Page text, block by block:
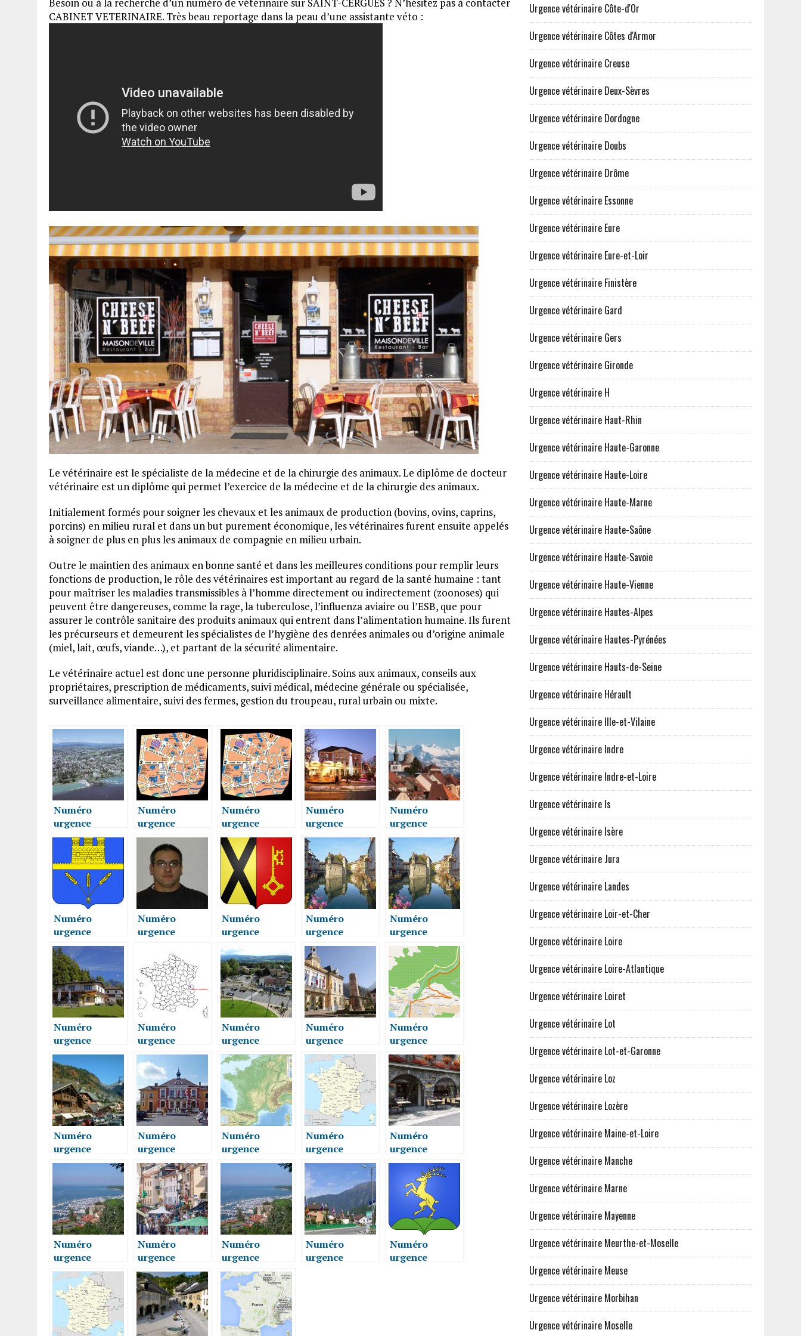
CABINET VETERINAIRE. Très beau reportage dans la peau d’une assistante véto :
Le vétérinaire est le spécialiste de la médecine et de la chirurgie des animaux. Le diplôme de docteur
vétérinaire est un diplôme qui permet l’exercice de la médecine et de la chirurgie des animaux.
Initialement formés pour soigner les chevaux et les animaux de production (bovins, ovins, caprins,
porcins) en milieu rural et dans un but purement économique, les vétérinaires furent ensuite appelés
à soigner de plus en plus les animaux de compagnie en milieu urbain.
Outre le maintien des animaux en bonne santé et dans les meilleures conditions pour remplir leurs
fonctions de production, le rôle des vétérinaires est important au regard de la santé humaine : tant
pour maîtriser les maladies transmissibles à l’homme directement ou indirectement (zoonoses) qui
peuvent être dangereuses, comme la rage, la tuberculose, l’influenza aviaire ou l’ESB, que pour
assurer le contrôle sanitaire des produits animaux qui entrent dans l’alimentation humaine. Ils furent
les précurseurs et demeurent les spécialistes de l’hygiène des denrées animales ou d’origine animale
(miel, lait, œufs, viande…), et partant de la sécurité alimentaire.
Le vétérinaire actuel est donc une personne pluridisciplinaire. Soins aux animaux, conseils aux
propriétaires, prescription de médicaments, suivi médical, médecine générale ou spécialisée,
surveillance alimentaire, suivi des fermes, gestion du troupeau, rural urbain ou mixte.
Numéro
urgence
vétérinaire
ANNECY-LE-
VIEUX 74940
Numéro
urgence
vétérinaire LA
ROCHE-SUR-
FORON 74800
Numéro
urgence
vétérinaire LA
ROCHE-SUR-
FORON 74800
Numéro
urgence
vétérinaire LA
ROCHE-SUR-
FORON 74800
Numéro
urgence
vétérinaire LA
ROCHE-SUR-
FORON 74800
Numéro
urgence
vétérinaire
POISY 74330
Numéro
urgence
CORNIER
74800
Numéro
urgence
BOËGE 74420
Numéro
urgence
vétérinaire
ANNECY 74000
Numéro
urgence
vétérinaire
ANNECY 74000
Numéro
urgence
vétérinaire
CHÂTILLON-
SUR-CLUSES
74300
Numéro
urgence
vétérinaire
VÉTRAZ-
MONTHOUX
74100
Numéro
urgence
vétérinaire
VÉTRAZ-
MONTHOUX
74100
Numéro
urgence
vétérinaire
CLUSES 74300
Numéro
urgence
vétérinaire
TANINGES
74440
Numéro
urgence
vétérinaire
74110
Numéro
urgence
vétérinaire
DOUVAINE
74140
Numéro
urgence
vétérinaire
74380
Numéro
urgence
vétérinaire
THYEZ 74300
Numéro
urgence
vétérinaire
SCIEZ 74140
Numéro
urgence
vétérinaire
THONON-LES-
BAINS 74200
Numéro
urgence
vétérinaire
THONON-LES-
BAINS 74200
Numéro
urgence
vétérinaire
THONON-LES-
BAINS 74200
Numéro
urgence
Numéro
urgence
Urgence vétérinaire Côte-d'Or
Urgence vétérinaire Côtes d'Armor
Urgence vétérinaire Creuse
Urgence vétérinaire Deux-Sèvres
Urgence vétérinaire Dordogne
Urgence vétérinaire Doubs
Urgence vétérinaire Drôme
Urgence vétérinaire Essonne
Urgence vétérinaire Eure
Urgence vétérinaire Eure-et-Loir
Urgence vétérinaire Finistère
Urgence vétérinaire Gard
Urgence vétérinaire Gers
Urgence vétérinaire Gironde
Urgence vétérinaire H
Urgence vétérinaire Haut-Rhin
Urgence vétérinaire Haute-Garonne
Urgence vétérinaire Haute-Loire
Urgence vétérinaire Haute-Marne
Urgence vétérinaire Haute-Saône
Urgence vétérinaire Haute-Savoie
Urgence vétérinaire Haute-Vienne
Urgence vétérinaire Hautes-Alpes
Urgence vétérinaire Hautes-Pyrénées
Urgence vétérinaire Hauts-de-Seine
Urgence vétérinaire Hérault
Urgence vétérinaire Ille-et-Vilaine
Urgence vétérinaire Indre
Urgence vétérinaire Indre-et-Loire
Urgence vétérinaire Is
Urgence vétérinaire Isère
Urgence vétérinaire Jura
Urgence vétérinaire Landes
Urgence vétérinaire Loir-et-Cher
Urgence vétérinaire Loire
Urgence vétérinaire Loire-Atlantique
Urgence vétérinaire Loiret
Urgence vétérinaire Lot
Urgence vétérinaire Lot-et-Garonne
Urgence vétérinaire Loz
Urgence vétérinaire Lozère
Urgence vétérinaire Maine-et-Loire
Urgence vétérinaire Manche
Urgence vétérinaire Marne
Urgence vétérinaire Mayenne
Urgence vétérinaire Meurthe-et-Moselle
Urgence vétérinaire Meuse
Urgence vétérinaire Morbihan
Urgence vétérinaire Moselle